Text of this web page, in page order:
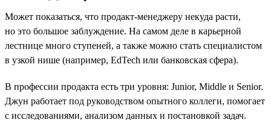
Может показаться, что продакт-менеджеру некуда расти,
но это большое заблуждение. На самом деле в карьерной
лестнице много ступеней, а также можно стать специалистом
в узкой нише (например, EdTech или банковская сфера).
В профессии продакта есть три уровня: Junior, Middle и Senior.
Джун работает под руководством опытного коллеги, помогает
с исследованиями, анализом данных и постановкой задач.